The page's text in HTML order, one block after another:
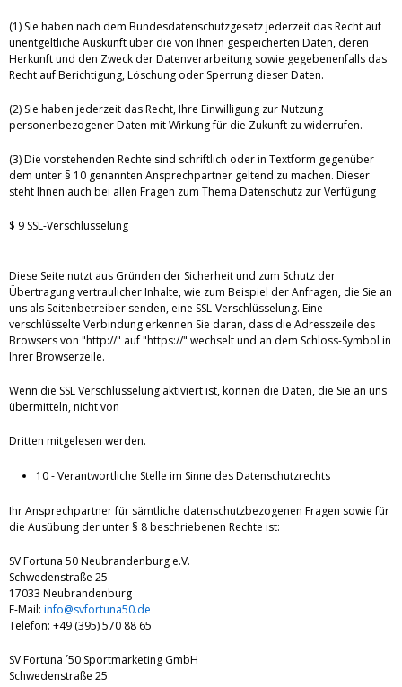
(1) Sie haben nach dem Bundesdatenschutzgesetz jederzeit das Recht auf
unentgeltliche Auskunft über die von Ihnen gespeicherten Daten, deren
Herkunft und den Zweck der Datenverarbeitung sowie gegebenenfalls das
Recht auf Berichtigung, Löschung oder Sperrung dieser Daten.
(2) Sie haben jederzeit das Recht, Ihre Einwilligung zur Nutzung
personenbezogener Daten mit Wirkung für die Zukunft zu widerrufen.
(3) Die vorstehenden Rechte sind schriftlich oder in Textform gegenüber
dem unter § 10 genannten Ansprechpartner geltend zu machen. Dieser
steht Ihnen auch bei allen Fragen zum Thema Datenschutz zur Verfügung
$ 9 SSL-Verschlüsselung
Diese Seite nutzt aus Gründen der Sicherheit und zum Schutz der
Übertragung vertraulicher Inhalte, wie zum Beispiel der Anfragen, die Sie an
uns als Seitenbetreiber senden, eine SSL-Verschlüsselung. Eine
verschlüsselte Verbindung erkennen Sie daran, dass die Adresszeile des
Browsers von "http://" auf "https://" wechselt und an dem Schloss-Symbol in
Ihrer Browserzeile.
Wenn die SSL Verschlüsselung aktiviert ist, können die Daten, die Sie an uns
übermitteln, nicht von
Dritten mitgelesen werden.
10 - Verantwortliche Stelle im Sinne des Datenschutzrechts
Ihr Ansprechpartner für sämtliche datenschutzbezogenen Fragen sowie für
die Ausübung der unter § 8 beschriebenen Rechte ist:
SV Fortuna 50 Neubrandenburg e.V.
Schwedenstraße 25
17033 Neubrandenburg
E-Mail: info@svfortuna50.de
Telefon: +49 (395) 570 88 65
SV Fortuna ´50 Sportmarketing GmbH
Schwedenstraße 25